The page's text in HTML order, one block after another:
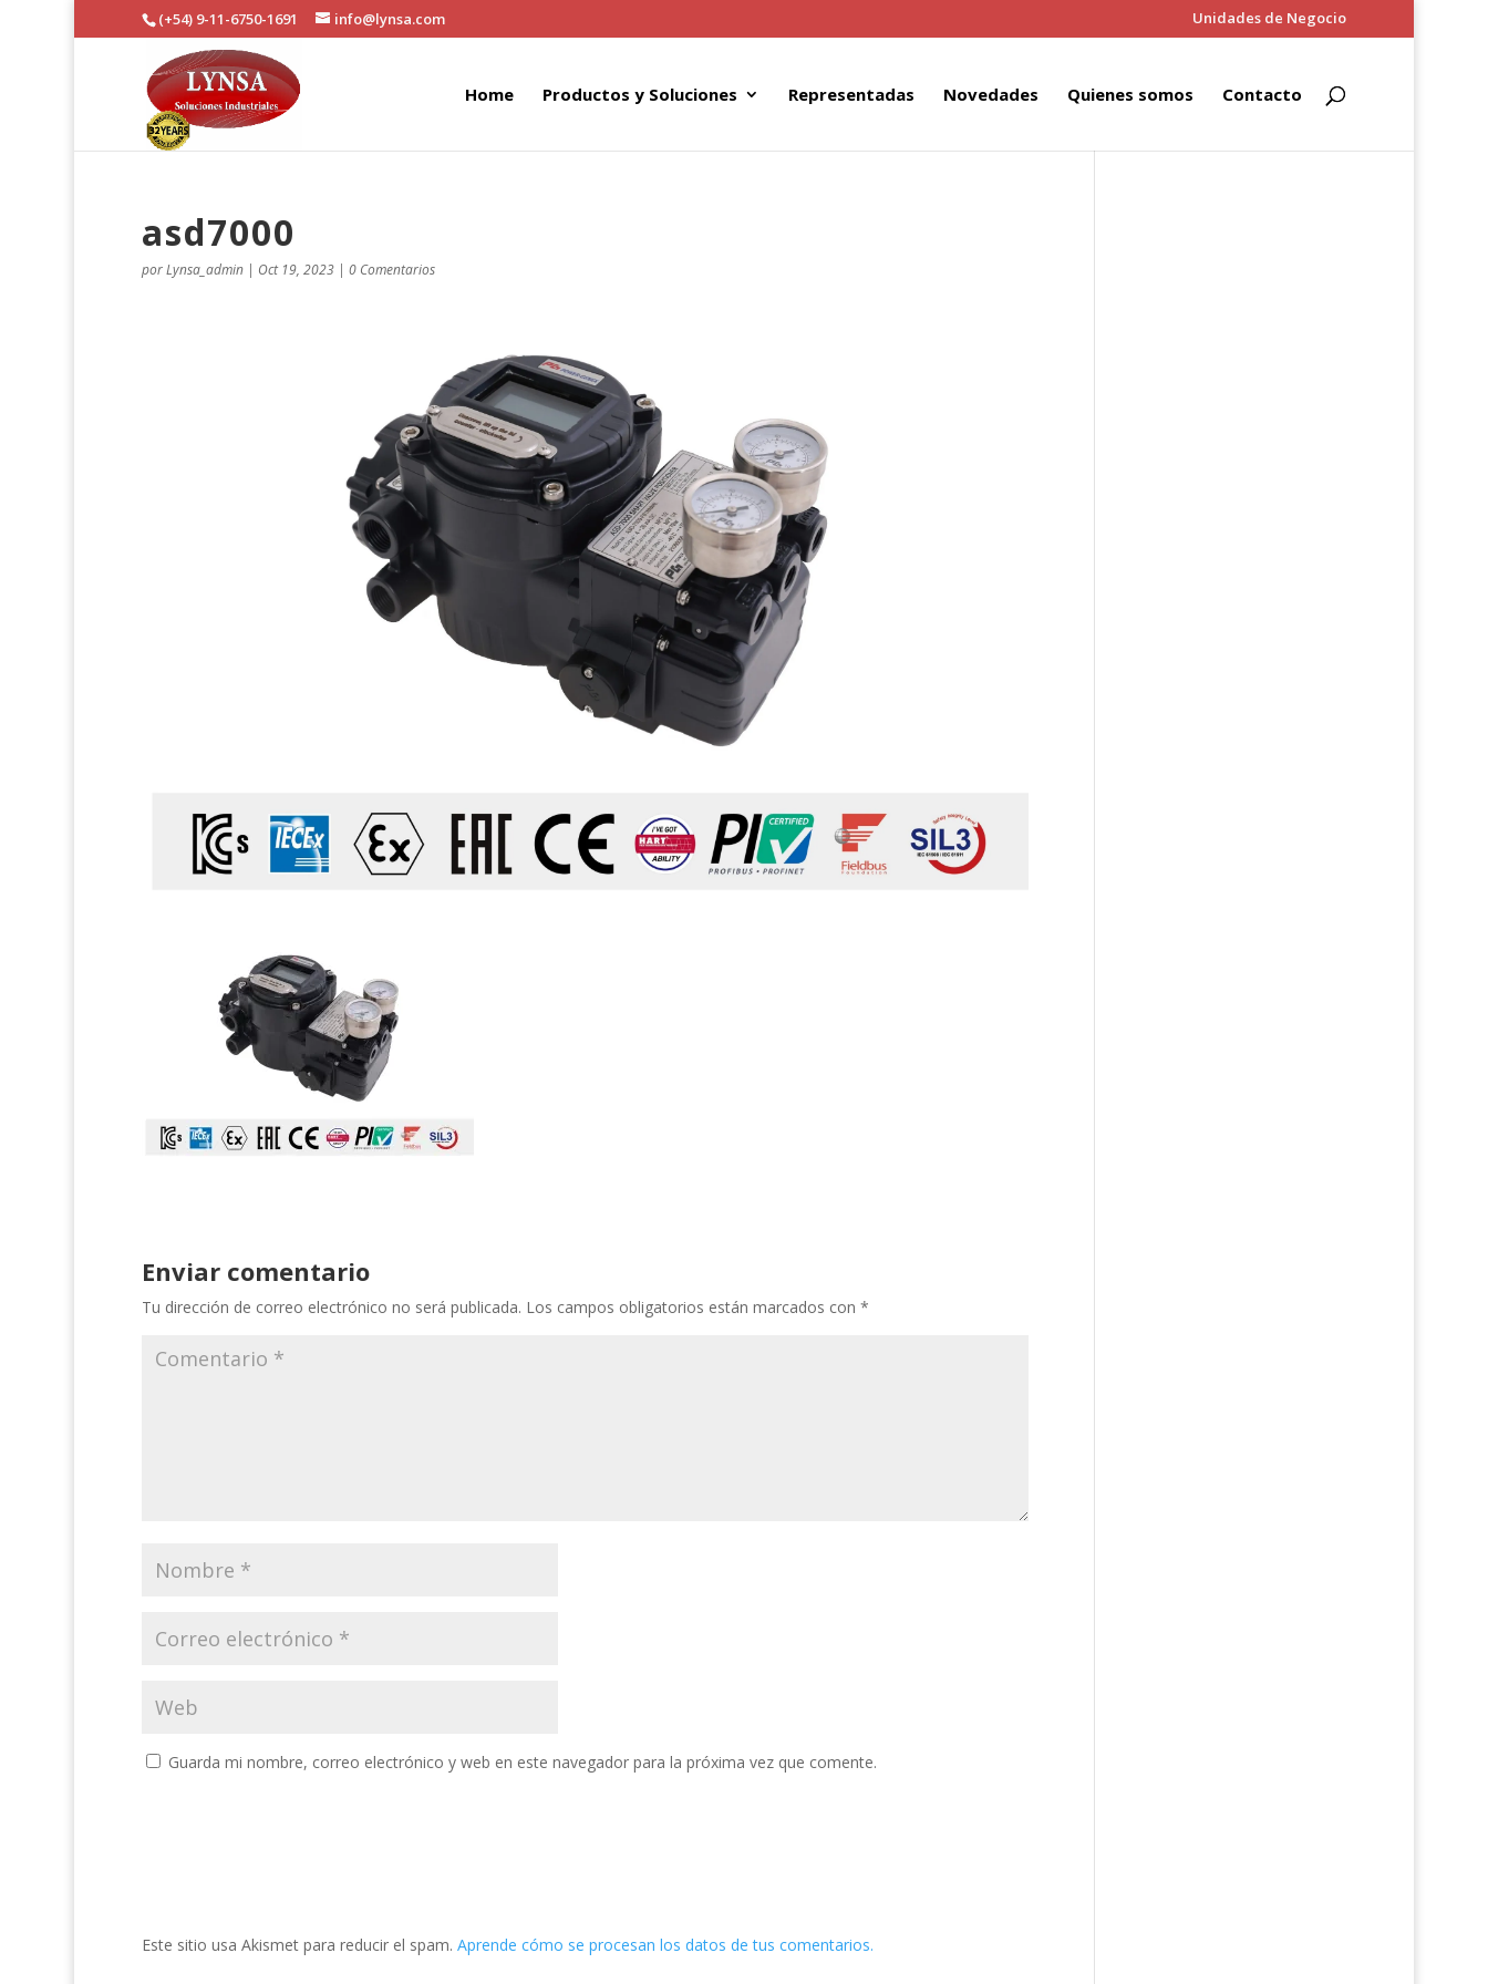
(+54) 9-11-6750-1691 info@lynsa.com Unidades de Negocio
Home Productos y Soluciones Representadas Novedades Quienes somos Contacto
asd7000
porLynsa_admin| Oct 19, 2023| 0 Comentarios
Enviar comentario
Tu dirección de correo electrónico no será publicada. Los campos obligatorios están marcados con *
Guarda mi nombre, correo electrónico y web en este navegador para la próxima vez que comente.
Este sitio usa Akismet para reducir el spam. Aprende cómo se procesan los datos de tus comentarios.